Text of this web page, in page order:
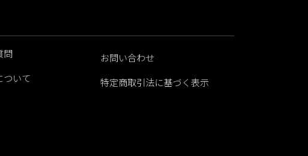
問
お問い合わせ
ついて 特定商取引法に基づく表示